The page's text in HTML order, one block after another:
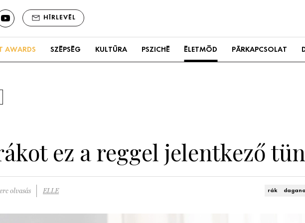
HÍRLEVÉL
AWARDS SZÉPSÉG KULTÚRA PSZICHÉ ÉLETMÓD PÁRKAPCSOLAT
ez a reggel jelentkező
olvasás ELLE rák